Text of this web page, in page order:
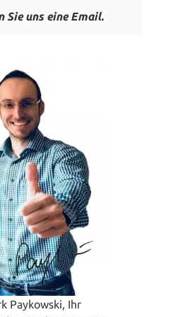
Sie uns eine Email.
Paykowski, Ihr